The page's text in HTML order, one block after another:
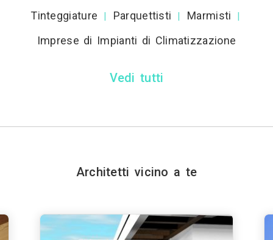
Tinteggiature
| Parquettisti | Marmisti |
Imprese di Impianti di Climatizzazione
Vedi tutti
Architetti vicino a te